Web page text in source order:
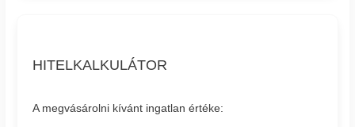
HITELKALKULÁTOR
A megvásárolni kívánt ingatlan értéke: